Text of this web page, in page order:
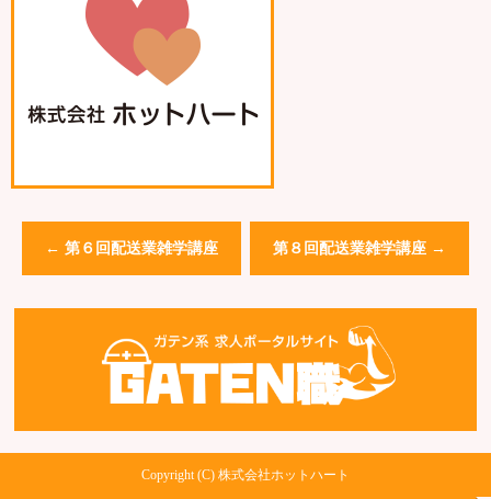
← 第６回配送業雑学講座 第８回配送業雑学講座 →
Copyright (C) 株式会社ホットハート